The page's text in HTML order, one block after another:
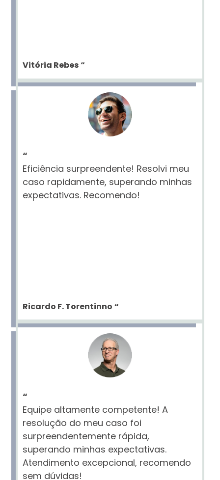
Vitória Rebes“
“
Eficiência surpreendente! Resolvi meu
caso rapidamente, superando minhas
expectativas. Recomendo!
Ricardo F. Torentinno “
“
Equipe altamente competente! A
resolução do meu caso foi
surpreendentemente rápida,
superando minhas expectativas.
Atendimento excepcional, recomendo
sem dúvidas!